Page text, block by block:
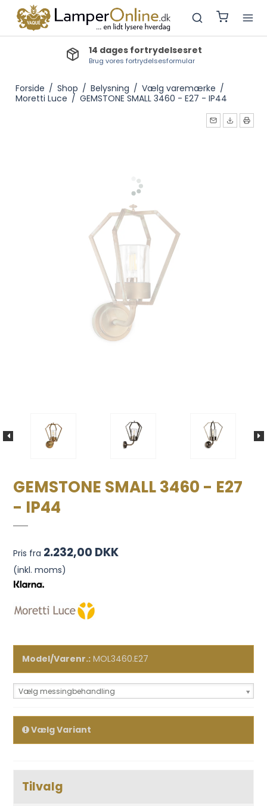
14 dages fortrydelsesret
Brug vores fortrydelsesformular
Forside / Shop / Belysning / Vælg varemærke /
Moretti Luce / GEMSTONE SMALL 3460 - E27 - IP44
GEMSTONE SMALL 3460 - E27
- IP44
Pris fra 2.232,00 DKK
(inkl. moms)
Model/Varenr.: MOL3460.E27
Vælg messingbehandling
Vælg Variant
Tilvalg